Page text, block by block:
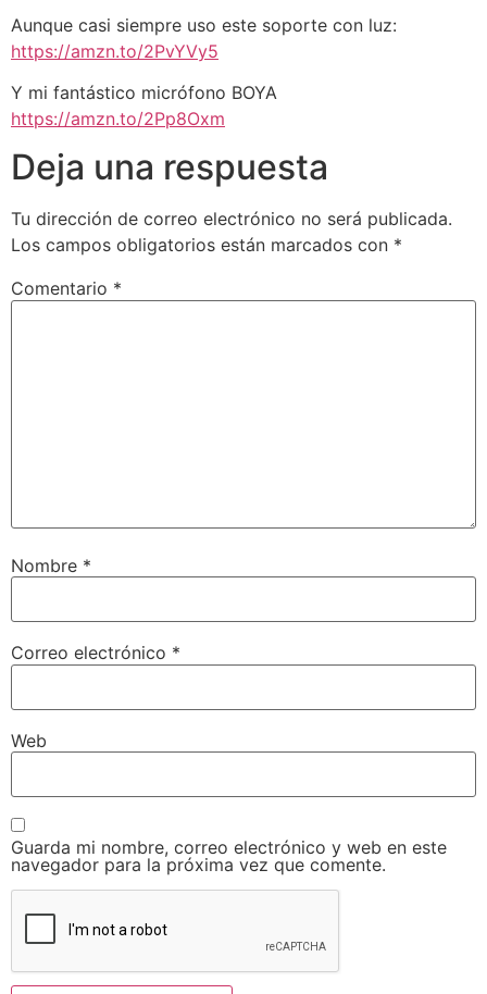
Aunque casi siempre uso este soporte con luz:
https://amzn.to/2PvYVy5
Y mi fantástico micrófono BOYA
https://amzn.to/2Pp8Oxm
Deja una respuesta
Tu dirección de correo electrónico no será publicada.
Los campos obligatorios están marcados con *
Comentario *
Nombre *
Correo electrónico *
Web
Guarda mi nombre, correo electrónico y web en este
navegador para la próxima vez que comente.